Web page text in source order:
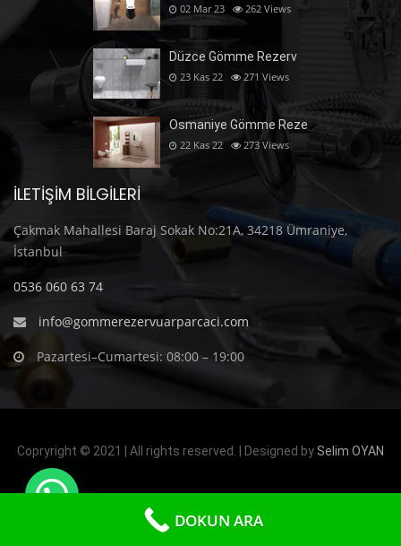
02 Mar 23 262 Views
Düzce Gömme Rezerv
23 Kas 22 271 Views
Osmaniye Gömme Reze
22 Kas 22 273 Views
İLETIŞIM BILGILERI
Çakmak Mahallesi Baraj Sokak No:21A, 34218 Ümraniye,
İstanbul
0536 060 63 74
info@gommerezervuarparcaci.com
Pazartesi–Cumartesi: 08:00 – 19:00
Copryright © 2021 | All rights reserved. | Designed by Selim OYAN
DOKUN ARA